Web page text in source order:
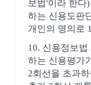
보법'이라 한다
하는 신용도판
개인의 명의로
10. 신용정보
하는 신용평가
2회선을 초과